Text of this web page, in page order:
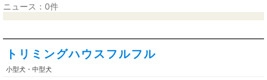
ニュース：0件
トリミングハウスフルフル
小型犬・中型犬